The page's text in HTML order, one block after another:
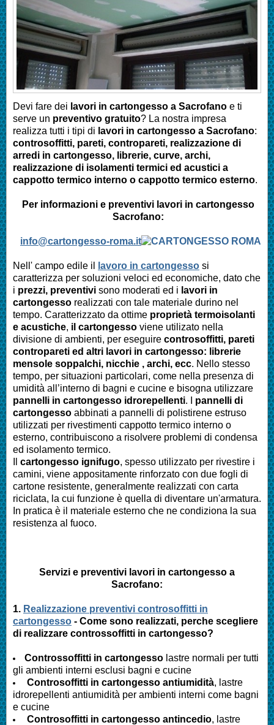
Devi fare dei lavori in cartongesso a Sacrofano e ti
serve un preventivo gratuito? La nostra impresa
realizza tutti i tipi di lavori in cartongesso a Sacrofano:
controsoffitti, pareti, contropareti, realizzazione di
arredi in cartongesso, librerie, curve, archi,
realizzazione di isolamenti termici ed acustici a
cappotto termico interno o cappotto termico esterno.
Per informazioni e preventivi lavori in cartongesso
Sacrofano:
info@cartongesso-roma.it
Nell' campo edile il lavoro in cartongesso si
caratterizza per soluzioni veloci ed economiche, dato che
i prezzi, preventivi sono moderati ed i lavori in
cartongesso realizzati con tale materiale durino nel
tempo. Caratterizzato da ottime proprietà termoisolanti
e acustiche, il cartongesso viene utilizato nella
divisione di ambienti, per eseguire controsoffitti, pareti
contropareti ed altri lavori in cartongesso: librerie
mensole soppalchi, nicchie , archi, ecc. Nello stesso
tempo, per situazioni particolari, come nella presenza di
umidità all’interno di bagni e cucine e bisogna utilizzare
pannelli in cartongesso idrorepellenti. I pannelli di
cartongesso abbinati a pannelli di polistirene estruso
utilizzati per rivestimenti cappotto termico interno o
esterno, contribuiscono a risolvere problemi di condensa
ed isolamento termico.
cartongesso ignifugo, spesso utilizzato per rivestire i
camini, viene appositamente rinforzato con due fogli di
cartone resistente, generalmente realizzati con carta
riciclata, la cui funzione è quella di diventare un'armatura.
In pratica è il materiale esterno che ne condiziona la sua
resistenza al fuoco.
Servizi e preventivi lavori in cartongesso a
Sacrofano:
1. Realizzazione preventivi controsoffitti in
cartongesso - Come sono realizzati, perche scegliere
di realizzare controssoffitti in cartongesso?
Controssoffitti in cartongesso lastre normali per tutti
gli ambienti interni esclusi bagni e cucine
Controsoffitti in cartongesso antiumidità, lastre
idrorepellenti antiumidità per ambienti interni come bagni
e cucine
Controsoffitti in cartongesso antincedio, lastre